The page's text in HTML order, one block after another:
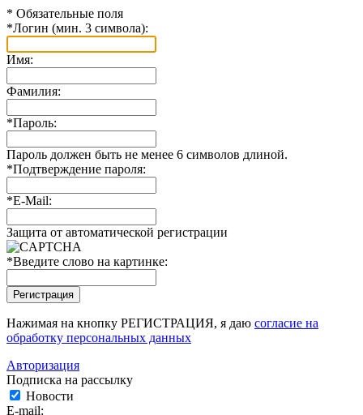
* Обязательные поля
*Логин (мин. 3 символа):
Имя:
Фамилия:
*Пароль:
Пароль должен быть не менее 6 символов длиной.
*Подтверждение пароля:
*E-Mail:
Защита от автоматической регистрации
*Введите слово на картинке:
Нажимая на кнопку РЕГИСТРАЦИЯ, я даю согласие на
обработку персональных данных
Авторизация
Подписка на рассылку
Новости
E-mail: